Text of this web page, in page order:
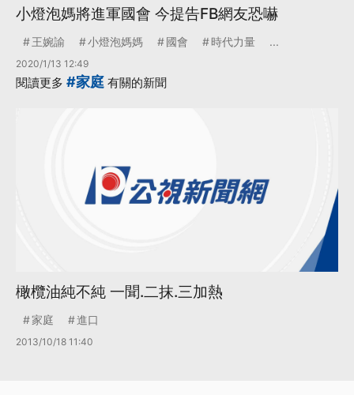
小燈泡媽將進軍國會 今提告FB網友恐嚇
王婉諭 小燈泡媽媽 國會 時代力量 ...
2020/1/13 12:49
閱讀更多 #家庭 有關的新聞
橄欖油純不純 一聞.二抹.三加熱
家庭 進口
2013/10/18 11:40